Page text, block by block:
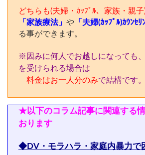
どちらも(夫婦・ｶｯﾌﾟﾙ、家族・親
「家族療法」 や 「夫婦(ｶｯﾌﾟﾙ)ｶｳﾝｾﾘ
る事ができます。
※因みに何人でお越しになっても、
を受けられる場合は
料金はお一人分のみで結構です。
★以下のコラム記事に関連する
おります
◆DV・モラハラ・家庭内暴力で